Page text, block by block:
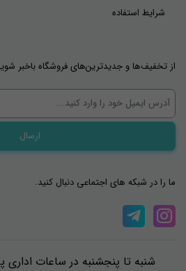
شرایط استفاده
از تخفیف‌ها و جدیدترین‌های فروشگاه باخبر
ما را در شبکه های اجتماعی دنبال کنید.
شنبه تا پنجشنبه در ساعات